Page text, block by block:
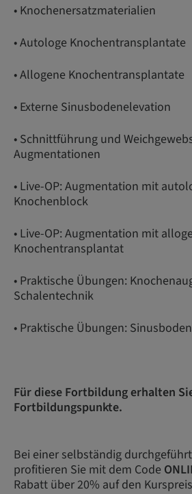
• Knochenersatzmaterialien
• Autologe Knochentransplantate
• Allogene Knochentransplantate
• Externe Sinusbodenelevation
• Schnittführung und
Augmentationen
• Live-OP: Augmentation mit
Knochenblock
• Live-OP: Augmentation mit
Knochentransplantat
• Praktische Übungen:
Schalentechnik
• Praktische Übungen:
Für diese Fortbildung erhalten
Fortbildungspunkte.
Bei einer selbständig
profitieren Sie mit dem Code
Rabatt über 20% auf den